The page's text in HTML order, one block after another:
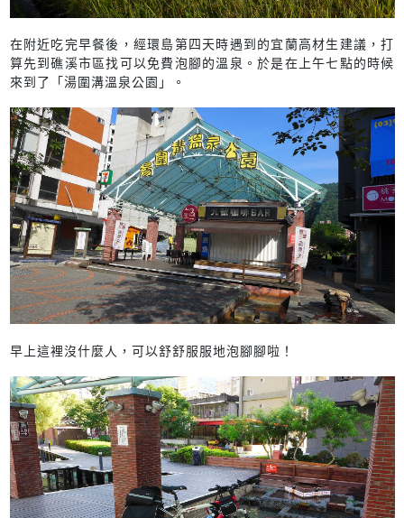
在附近吃完早餐後，經環島第四天時遇到的宜蘭高材生建議，打
算先到礁溪市區找可以免費泡腳的溫泉。於是在上午七點的時候
來到了「湯圍溝溫泉公園」。
早上這裡沒什麼人，可以舒舒服服地泡腳腳啦！